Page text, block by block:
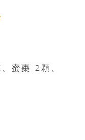
蜜棗 2顆、